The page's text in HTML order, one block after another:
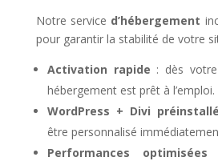
Notre service d’hébergement
pour garantir la stabilité de votre
Activation rapide : dès
hébergement est prêt à l’emploi.
WordPress + Divi
être personnalisé
Performances optimisées